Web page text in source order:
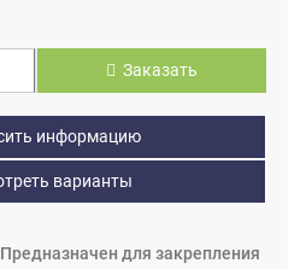
Заказать
информацию
варианты
для закрепления